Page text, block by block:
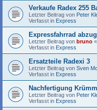
Verkaufe Radex 255
Letzter Beitrag von Peter
Verfasst in Express
Expressfahrrad
Letzter Beitrag von bruno «
Verfasst in Express
Ersatzteile Radexi 3
Letzter Beitrag von Sven
Verfasst in Express
Nachfertigung
Letzter Beitrag von Peter
Verfasst in Express